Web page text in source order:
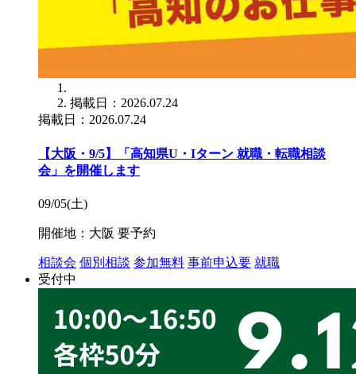
掲載日：2026.07.24
掲載日：2026.07.24
【大阪・9/5】「高知県U・Iターン 就職・転職相談
会」を開催します
09/05(土)
開催地：大阪 要予約
相談会 個別相談 参加無料 事前申込要 就職
受付中